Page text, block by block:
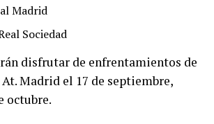
Madrid
Sociedad
disfrutar de enfrentamientos de
Madrid el 17 de septiembre,
octubre.